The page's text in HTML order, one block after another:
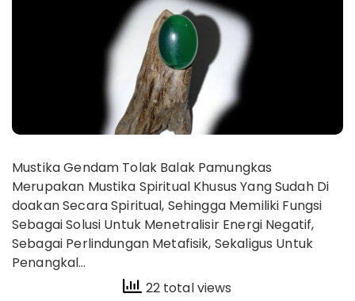
Mustika Gendam Tolak Balak Pamungkas
Merupakan Mustika Spiritual Khusus Yang Sudah Di
doakan Secara Spiritual, Sehingga Memiliki Fungsi
Sebagai Solusi Untuk Menetralisir Energi Negatif,
Sebagai Perlindungan Metafisik, Sekaligus Untuk
Penangkal…
22 total views